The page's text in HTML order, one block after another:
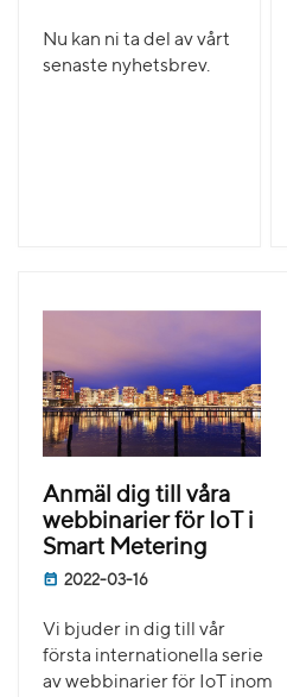
Nu kan ni ta del av vårt
senaste nyhetsbrev.
Anmäl dig till våra
webbinarier för IoT i
Smart Metering
2022-03-16
Vi bjuder in dig till vår
första internationella serie
av webbinarier för IoT inom